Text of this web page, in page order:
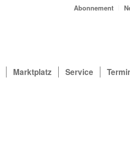
Abonnement
Marktplatz Service